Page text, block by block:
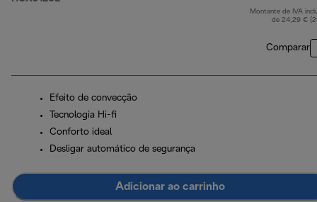
Montante de IVA
de 24,29 €
Comparar
Efeito de convecção
Tecnologia Hi-fi
Conforto ideal
Desligar automático de segurança
Adicionar ao carrinho